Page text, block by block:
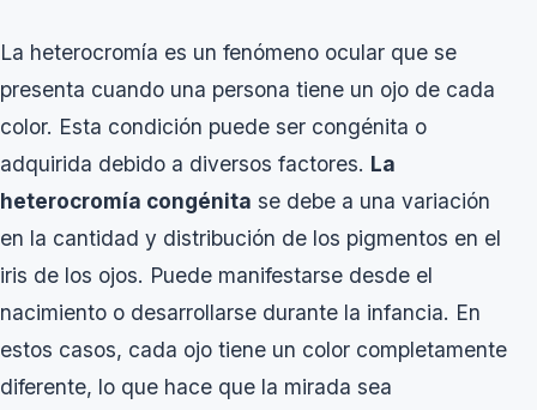
La heterocromía es un fenómeno ocular que se
presenta cuando una persona tiene un ojo de cada
color. Esta condición puede ser congénita o
adquirida debido a diversos factores. La
heterocromía congénita se debe a una variación
en la cantidad y distribución de los pigmentos en el
iris de los ojos. Puede manifestarse desde el
nacimiento o desarrollarse durante la infancia. En
estos casos, cada ojo tiene un color completamente
diferente, lo que hace que la mirada sea